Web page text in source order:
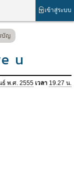
เข้าสู่ระบบ
บัญ
u
พ.ศ. 2555 เวลา 19.27 น.